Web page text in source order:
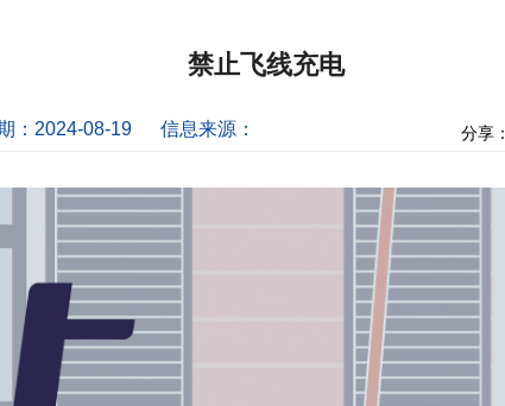
禁止飞线充电
：2024-08-19 信息来源： 分享：